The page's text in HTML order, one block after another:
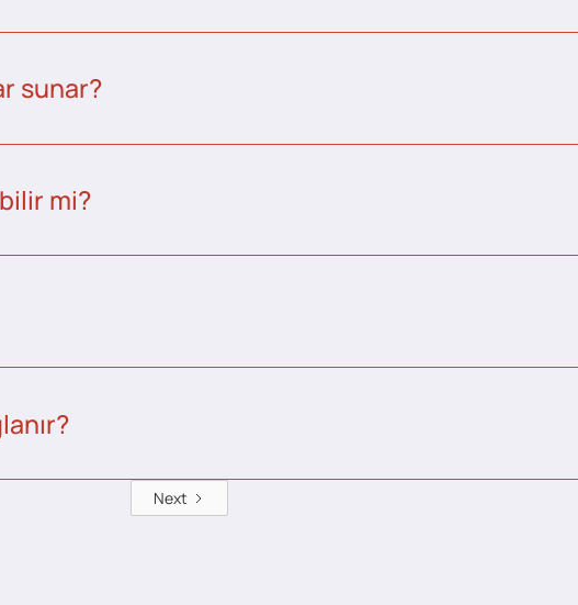
sunar?
mi?
Next